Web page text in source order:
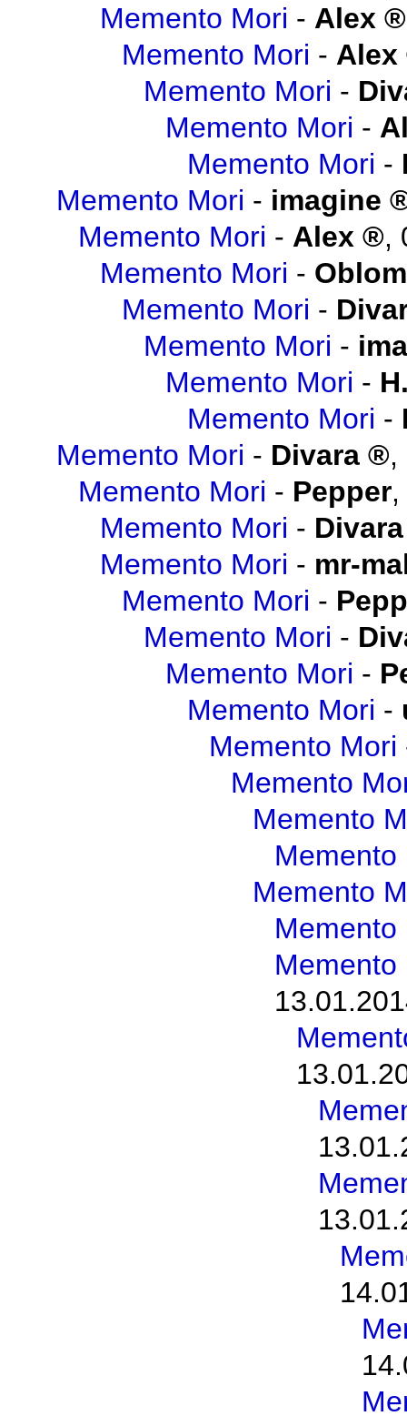
Memento Mori - Alex
Memento Mori - Alex
Memento Mori -
Memento Mori -
Memento Mori -
Memento Mori - imagine
Memento Mori - Alex ,
Memento Mori -
Memento Mori -
Memento Mori -
Memento Mori -
Memento Mori -
Memento Mori - Divara ,
Memento Mori - Pepper,
Memento Mori - Divara
Memento Mori - mr-
Memento Mori -
Memento Mori -
Memento Mori -
Memento Mori -
Memento Mori
Memento
Memento
Memento
Memento
Memento
Memento